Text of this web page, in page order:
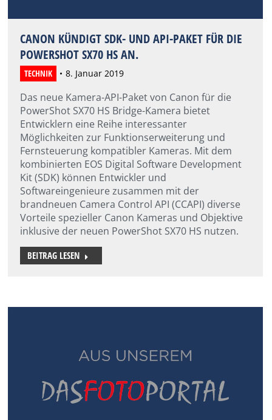
CANON KÜNDIGT SDK- UND API-PAKET FÜR DIE
POWERSHOT SX70 HS AN.
TECHNIK 8. Januar 2019
Das neue Kamera-API-Paket von Canon für die
PowerShot SX70 HS Bridge-Kamera bietet
Entwicklern eine Reihe interessanter
Möglichkeiten zur Funktionserweiterung und
Fernsteuerung kompatibler Kameras. Mit dem
kombinierten EOS Digital Software Development
Kit (SDK) können Entwickler und
Softwareingenieure zusammen mit der
brandneuen Camera Control API (CCAPI) diverse
Vorteile spezieller Canon Kameras und Objektive
inklusive der neuen PowerShot SX70 HS nutzen.
BEITRAG LESEN